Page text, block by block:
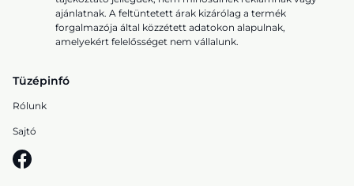
ajánlatnak. A feltüntetett árak kizárólag a termék
forgalmazója által közzétett adatokon alapulnak,
amelyekért felelősséget nem vállalunk.
Tüzépinfó
Rólunk
Sajtó